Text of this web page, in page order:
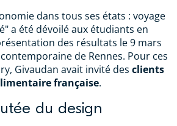
dans tous ses états : voyage
a été dévoilé aux étudiants en
des résultats le 9 mars
de Rennes. Pour ces
Givaudan avait invité des clients
française.
du design